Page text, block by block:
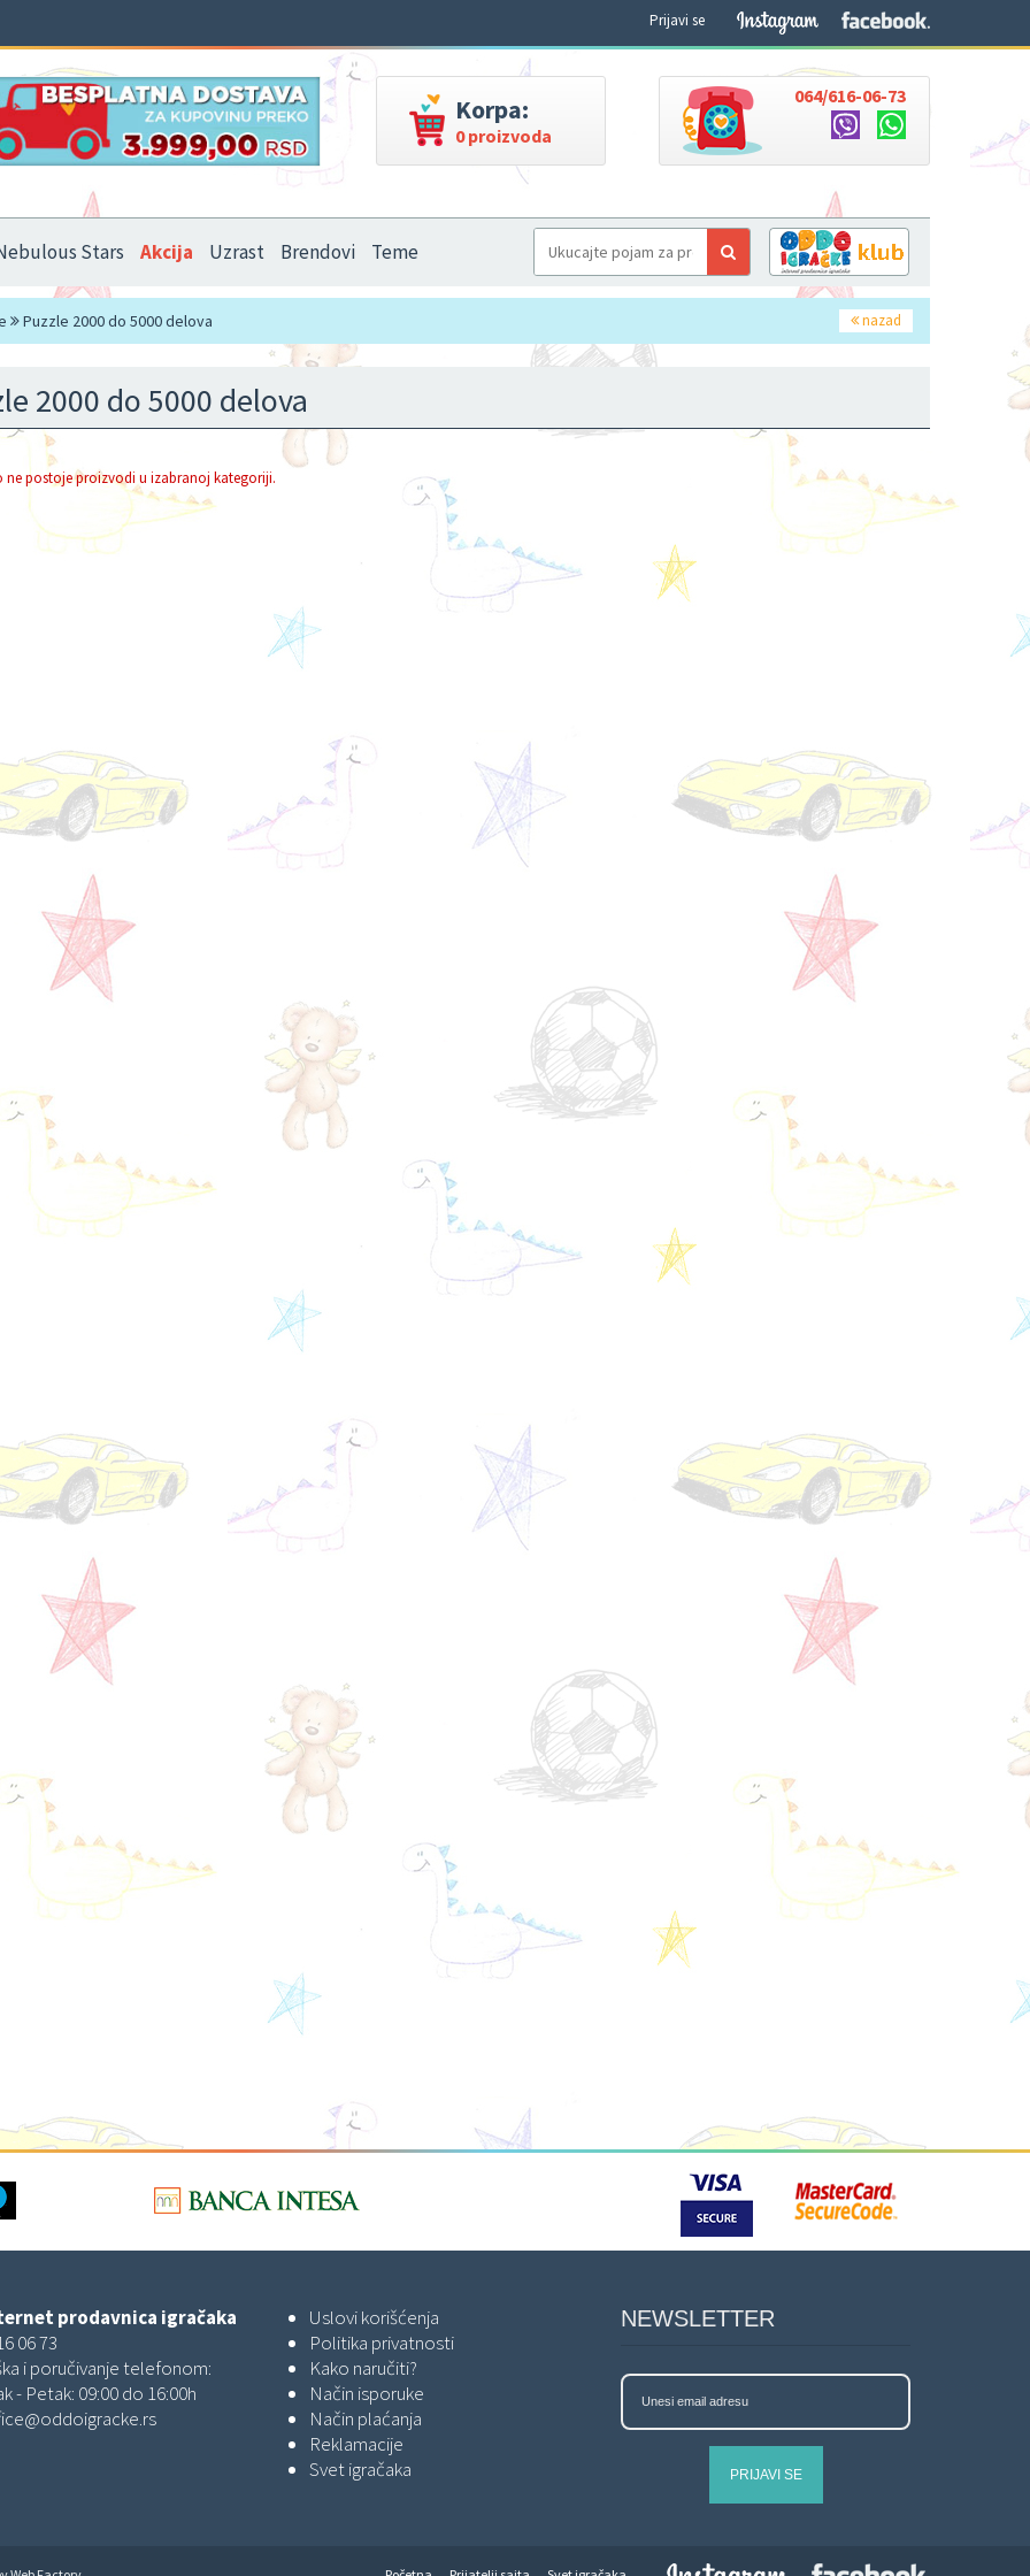
Prijavi se
Korpa:
0 proizvoda
064/616-06-73
Stars Akcija Uzrast Brendovi Teme
Puzzle 2000 do 5000 delova nazad
2000 do 5000 delova
ne postoje proizvodi u izabranoj kategoriji.
prodavnica igračaka
06 73
i poručivanje telefonom:
- Petak: 09:00 do 16:00h
Uslovi korišćenja
Politika privatnosti
Kako naručiti?
Način isporuke
Način plaćanja
Reklamacije
Svet igračaka
NEWSLETTER
PRIJAVI SE